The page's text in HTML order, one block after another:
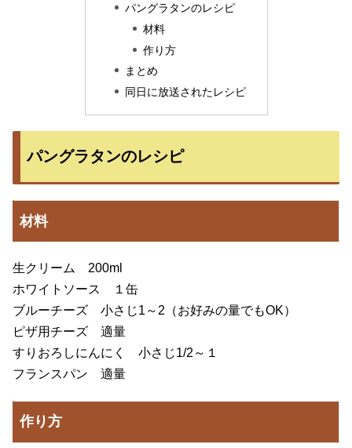
パングラタンのレシピ
材料
作り方
まとめ
同日に放送されたレシピ
パングラタンのレシピ
材料
生クリーム 200ml
ホワイトソース １缶
ブルーチーズ 小さじ1～2（お好みの量でもOK）
ピザ用チーズ 適量
すりおろしにんにく 小さじ1/2～１
フランスパン 適量
作り方